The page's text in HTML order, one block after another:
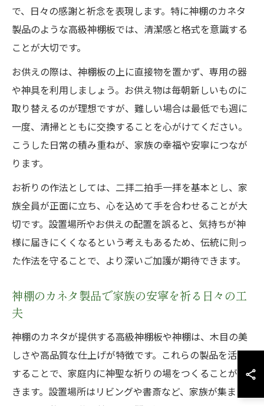
で、日々の感謝と祈念を表現します。特に神棚のカネタ
製品のような高級神棚板では、清潔感と格式を意識する
ことが大切です。
お供えの際は、神棚板の上に直接物を置かず、専用の器
や神具を利用しましょう。お供え物は毎朝新しいものに
取り替えるのが理想ですが、難しい場合は最低でも週に
一度、清掃とともに交換することを心がけてください。
こうした日常の積み重ねが、家族の幸福や安寧につなが
ります。
お祈りの作法としては、二拝二拍手一拝を基本とし、家
族全員が正面に立ち、心を込めて手を合わせることが大
切です。設置場所やお供えの配置を誤ると、気持ちが神
様に届きにくくなるという考えもあるため、伝統に則っ
た作法を守ることで、より深いご加護が期待できます。
神棚のカネタ製品で家族の安寧を祈る日々の工
夫
神棚のカネタが提供する高級神棚板や神棚は、木目の美
しさや高品質な仕上げが特徴です。これらの製品を活用
することで、家庭内に神聖な祈りの場をつくることがで
きます。設置場所はリビングや書斎など、家族が集まり